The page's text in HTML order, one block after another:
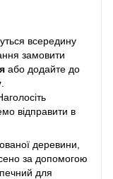
всередину
замовити
або додайте до
відправити в
деревини,
за допомогою
для